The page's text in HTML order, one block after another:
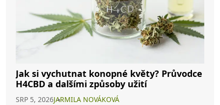
Jak si vychutnat konopné květy? Průvodce
H4CBD a dalšími způsoby užití
SRP 5, 2026JARMILA NOVÁKOVÁ